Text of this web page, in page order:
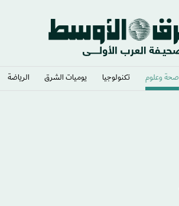
صحة وعلوم تكنولوجيا يوميات الشرق​ الرياضة